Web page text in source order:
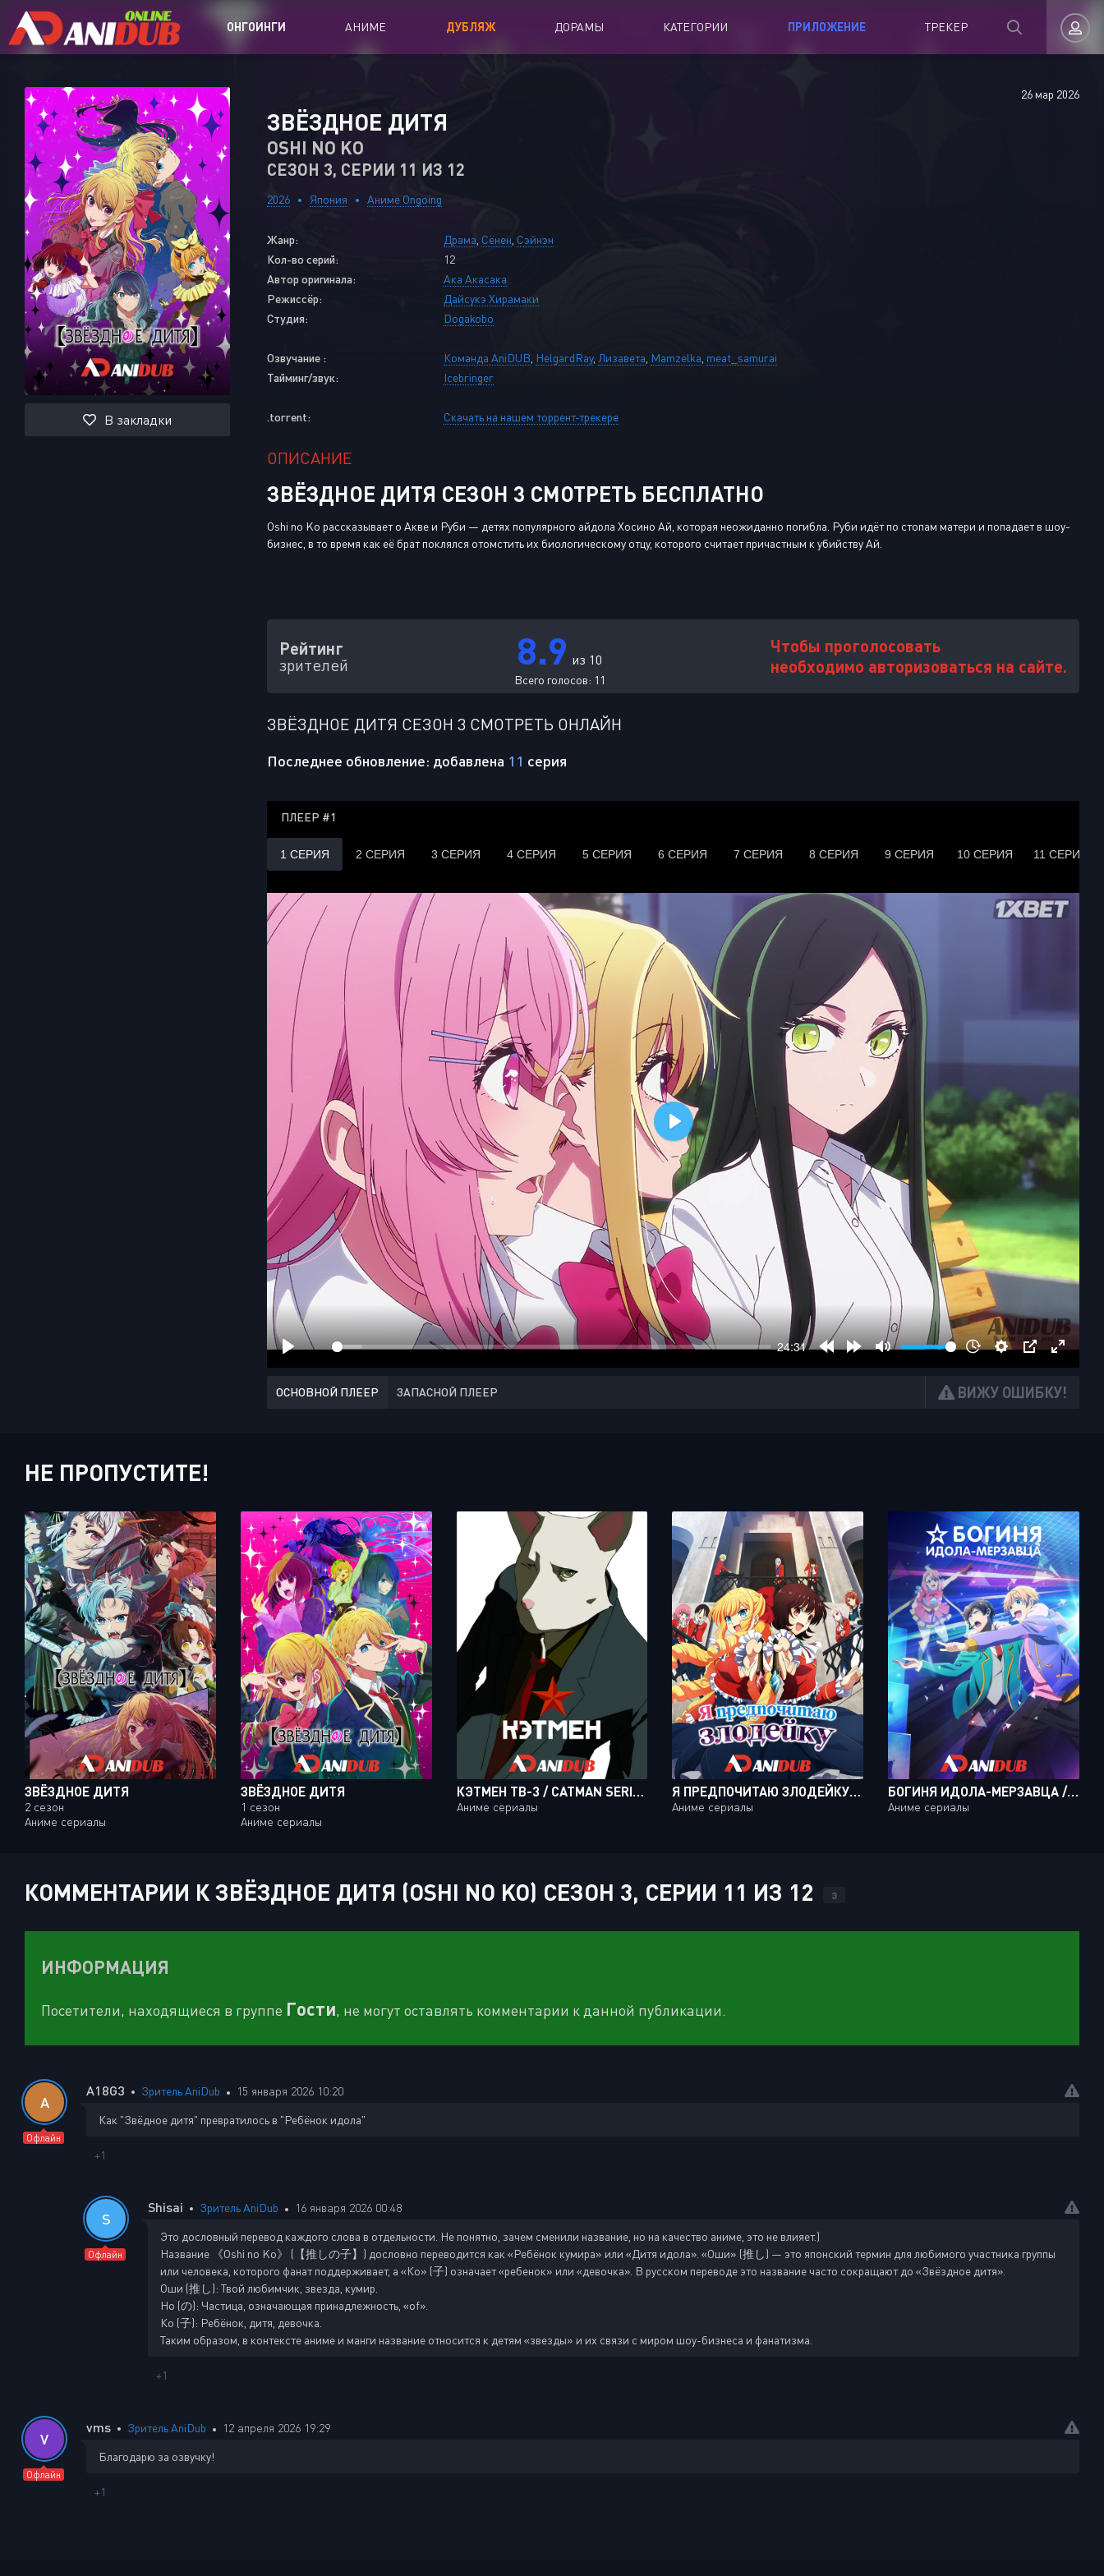
ОНГОИНГИ АНИМЕ ДУБЛЯЖ ДОРАМЫ КАТЕГОРИИ
Аниме сериалы
Аниме Ongoing
Аниме OVA
Аниме ONA
ПРИЛОЖЕНИЕ ТРЕКЕР
В закладки
26 мар 2026
ЗВЁЗДНОЕ ДИТЯ
OSHI NO KO
СЕЗОН 3, СЕРИИ 11 ИЗ 12
2026 Япония Аниме Ongoing
Жанр: Драма Сёнен Сэйнэн
Кол-во серий:
12
Автор оригинала:
Ака Акасака
Режиссёр:
Дайсукэ Хирамаки
Студия:
Dogakobo
Озвучание : Команда AniDUB HelgardRay, Лизавета Mamzelka meat_samurai
Тайминг/звук:
Icebringer
.torrent: Скачать на нашем торрент-трекере
ОПИСАНИЕ
ЗВЁЗДНОЕ ДИТЯ СЕЗОН 3 СМОТРЕТЬ БЕСПЛАТНО
Oshi no Ko рассказывает о Акве и Руби — детях популярного айдола Хосино Ай, которая неожиданно погибла. Руби идёт по стопам матери и попадает в шоу-
бизнес, в то время как её брат поклялся отомстить их биологическому отцу, которого считает причастным к убийству Ай.
Рейтинг
зрителей 8.9 из 10
Всего голосов: 11
Чтобы проголосовать
необходимо авторизоваться на сайте.
ЗВЁЗДНОЕ ДИТЯ СЕЗОН 3 СМОТРЕТЬ ОНЛАЙН
Последнее обновление: добавлена 11 серия
ПЛЕЕР #1
ОСНОВНОЙ ПЛЕЕР ЗАПАСНОЙ ПЛЕЕР ВИЖУ ОШИБКУ!
НЕ ПРОПУСТИТЕ!
ЗВЁЗДНОЕ ДИТЯ
2 сезон
Аниме сериалы
ЗВЁЗДНОЕ ДИТЯ
1 сезон
Аниме сериалы
КЭТМЕН ТВ-3 / CATMAN SERIES TV-3 [5 ИЗ 5]
Аниме сериалы
Я ПРЕДПОЧИТАЮ ЗЛОДЕЙКУ / WATASHI NO OSHI WA AKUYAKU REIJOU [12 ИЗ 12]
Аниме сериалы
БОГИНЯ ИДОЛА-МЕРЗАВЦА / KAMI KUZU IDOL [10 ИЗ 10]
Аниме сериалы
КОММЕНТАРИИ К ЗВЁЗДНОЕ ДИТЯ (OSHI NO KO) СЕЗОН 3, СЕРИИ 11 ИЗ 12 3
ИНФОРМАЦИЯ
Посетители, находящиеся в группе Гости, не могут оставлять комментарии к данной публикации.
A
Офлайн
A18G3 Зритель AniDub 15 января 2026 10:20
Как "Звёдное дитя" превратилось в "Ребёнок идола"
+1
S
Офлайн
Shisai Зритель AniDub 16 января 2026 00:48
Это дословный перевод каждого слова в отдельности. Не понятно, зачем сменили название, но на качество аниме, это не влияет.)
Название 《Oshi no Ko》 (【推しの子】) дословно переводится как «Ребёнок кумира» или «Дитя идола». «Оши» (推し) — это японский термин для любимого участника группы
или человека, которого фанат поддерживает, а «Ко» (子) означает «ребенок» или «девочка». В русском переводе это название часто сокращают до «Звёздное дитя».
Оши (推し): Твой любимчик, звезда, кумир.
Но (の): Частица, означающая принадлежность, «of».
Ко (子): Ребёнок, дитя, девочка.
Таким образом, в контексте аниме и манги название относится к детям «звезды» и их связи с миром шоу-бизнеса и фанатизма.
+1
V
Офлайн
vms Зритель AniDub 12 апреля 2026 19:29
Благодарю за озвучку!
+1